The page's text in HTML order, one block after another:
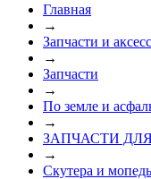
Главная
→
Запчасти и
→
Запчасти
→
По земле и
→
ЗАПЧАСТИ
→
Скутера и